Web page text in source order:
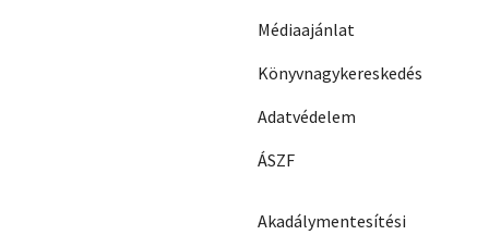
Médiaajánlat
Könyvnagykereskedés
Adatvédelem
ÁSZF
Akadálymentesítési